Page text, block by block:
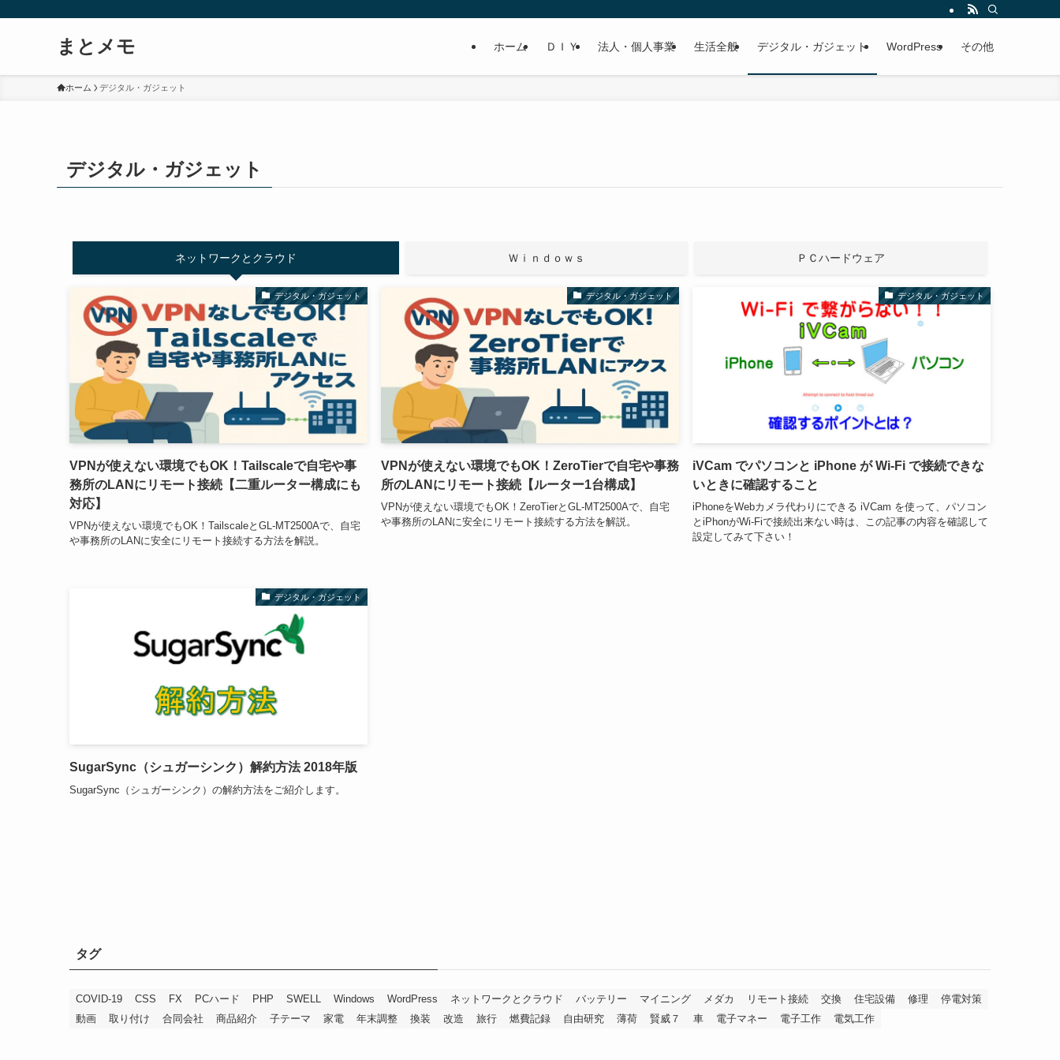
まとメモ ホーム ＤＩＹ 法人・個人事業 生活全般 デジタル・ガジェット WordPress その他
ホーム デジタル・ガジェット
デジタル・ガジェット
ネットワークとクラウド Ｗｉｎｄｏｗｓ ＰＣハードウェア
デジタル・ガジェット
VPNが使えない環境でもOK！Tailscaleで自宅や事
務所のLANにリモート接続【二重ルーター構成にも
対応】
VPNが使えない環境でもOK！TailscaleとGL-MT2500Aで、自宅
や事務所のLANに安全にリモート接続する方法を解説。
デジタル・ガジェット
VPNが使えない環境でもOK！ZeroTierで自宅や事務
所のLANにリモート接続【ルーター1台構成】
VPNが使えない環境でもOK！ZeroTierとGL-MT2500Aで、自宅
や事務所のLANに安全にリモート接続する方法を解説。
デジタル・ガジェット
iVCam でパソコンと iPhone が Wi-Fi で接続できな
いときに確認すること
iPhoneをWebカメラ代わりにできる iVCam を使って、パソコン
とiPhonがWi-Fiで接続出来ない時は、この記事の内容を確認して
設定してみて下さい！
デジタル・ガジェット
SugarSync（シュガーシンク）解約方法 2018年版
SugarSync（シュガーシンク）の解約方法をご紹介します。
タグ
COVID-19 CSS FX PCハード PHP SWELL Windows WordPress ネットワークとクラウド バッテリー マイニング メダカ リモート接続 交換 住宅設備 修理
停電対策
動画
取り付け 合同会社 商品紹介 子テーマ 家電 年末調整 換装 改造 旅行 燃費記録 自由研究 薄荷 賢威７ 車 電子マネー 電子工作 電気工作